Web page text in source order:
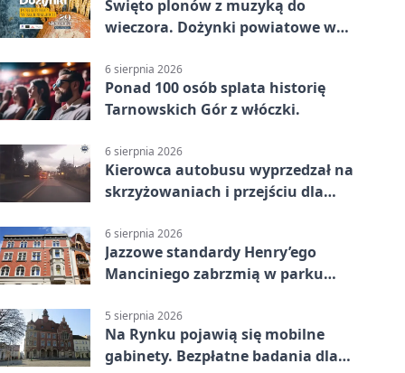
Święto plonów z muzyką do
wieczora. Dożynki powiatowe w
6 sierpnia 2026
Ponad 100 osób splata historię
Tarnowskich Gór z włóczki.
6 sierpnia 2026
Kierowca autobusu wyprzedzał na
skrzyżowaniach i przejściu dla
6 sierpnia 2026
Jazzowe standardy Henry’ego
Manciniego zabrzmią w parku
5 sierpnia 2026
Na Rynku pojawią się mobilne
gabinety. Bezpłatne badania dla